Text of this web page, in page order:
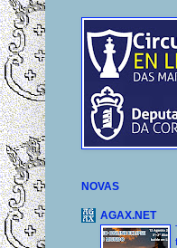
NOVAS
AGAX.NET